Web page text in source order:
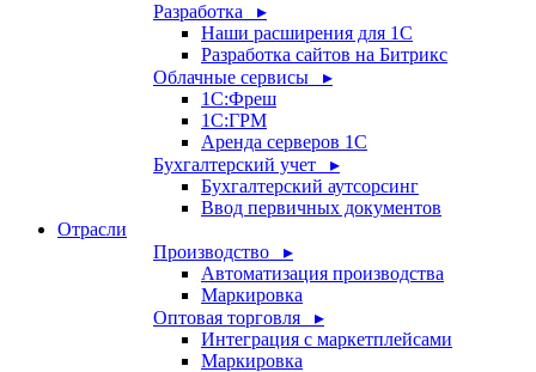
Разработка ▸
Наши расширения для 1С
Разработка сайтов на Битрикс
Облачные сервисы ▸
1С:Фреш
1С:ГРМ
Аренда серверов 1С
Бухгалтерский учет ▸
Бухгалтерский аутсорсинг
Ввод первичных документов
Отрасли
Производство ▸
Автоматизация производства
Маркировка
Оптовая торговля ▸
Интеграция с маркетплейсами
Маркировка